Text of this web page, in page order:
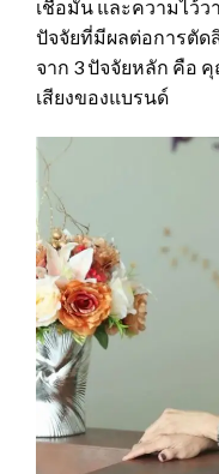
เชื่อมั่น และความไว้ว
ปัจจัยที่มีผลต่อการตัด
จาก 3 ปัจจัยหลัก คือ
เสียงของแบรนด์